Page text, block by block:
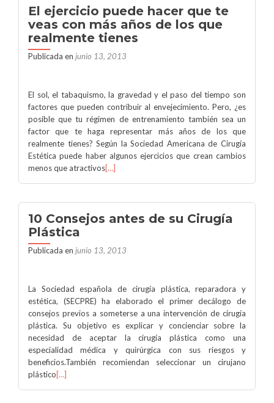
El ejercicio puede hacer que te
veas con más años de los que
realmente tienes
Publicada en junio 13, 2013
El sol, el tabaquismo, la gravedad y el paso del tiempo son
factores que pueden contribuir al envejecimiento. Pero, ¿es
posible que tu régimen de entrenamiento también sea un
factor que te haga representar más años de los que
realmente tienes? Según la Sociedad Americana de Cirugía
Estética puede haber algunos ejercicios que crean cambios
menos que atractivos[…]
10 Consejos antes de su Cirugía
Plástica
Publicada en junio 13, 2013
La Sociedad española de cirugía plástica, reparadora y
estética, (SECPRE) ha elaborado el primer decálogo de
consejos previos a someterse a una intervención de cirugía
plástica. Su objetivo es explicar y concienciar sobre la
necesidad de aceptar la cirugía plástica como una
especialidad médica y quirúrgica con sus riesgos y
beneficios.También recomiendan seleccionar un cirujano
plástico[…]